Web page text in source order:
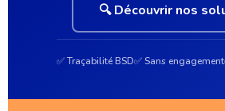
🔍 Découvrir nos
✅ Traçabilité BSD✅ Sans engagement